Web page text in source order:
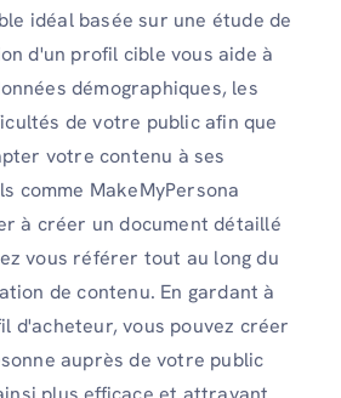
idéal basée sur une étude de
d'un profil cible vous aide à
démographiques, les
de votre public afin que
votre contenu à ses
comme MakeMyPersona
à créer un document détaillé
vous référer tout au long du
de contenu. En gardant à
d'acheteur, vous pouvez créer
auprès de votre public